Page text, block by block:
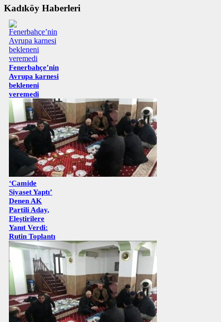
Kadıköy Haberleri
Fenerbahçe’nin
Avrupa karnesi
bekleneni
veremedi
‘Camide
Siyaset Yaptı’
Denen AK
Partili Aday,
Eleştirilere
Yanıt Verdi:
Rutin Toplantı